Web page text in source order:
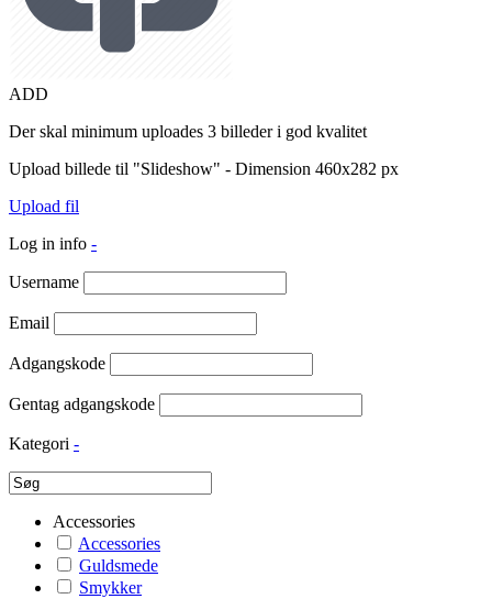
ADD
Der skal minimum uploades 3 billeder i god kvalitet
Upload billede til "Slideshow" - Dimension 460x282 px
Upload fil
Log in info -
Username
Email
Adgangskode
Gentag adgangskode
Kategori -
Accessories
Accessories
Guldsmede
Smykker